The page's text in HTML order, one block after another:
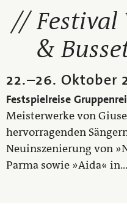
Festival
&
22.–26. Oktober
Festspielreise
Meisterwerke von
hervorragenden
Neuinszenierung von
Parma sowie »Aida« in...